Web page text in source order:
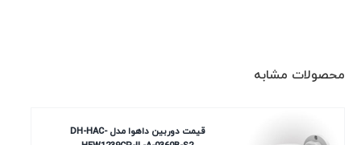
محصولات مشابه
قیمت دوربین داهوا مدل DH-HAC-